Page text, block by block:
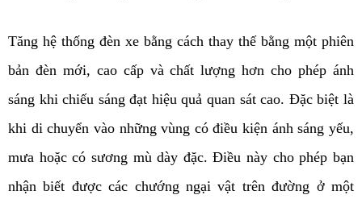
Tăng hệ thống đèn xe bằng cách thay thế bằng một phiên
bản đèn mới, cao cấp và chất lượng hơn cho phép ánh
sáng khi chiếu sáng đạt hiệu quả quan sát cao. Đặc biệt là
khi di chuyển vào những vùng có điều kiện ánh sáng yếu,
mưa hoặc có sương mù dày đặc. Điều này cho phép bạn
nhận biết được các chướng ngại vật trên đường ở một